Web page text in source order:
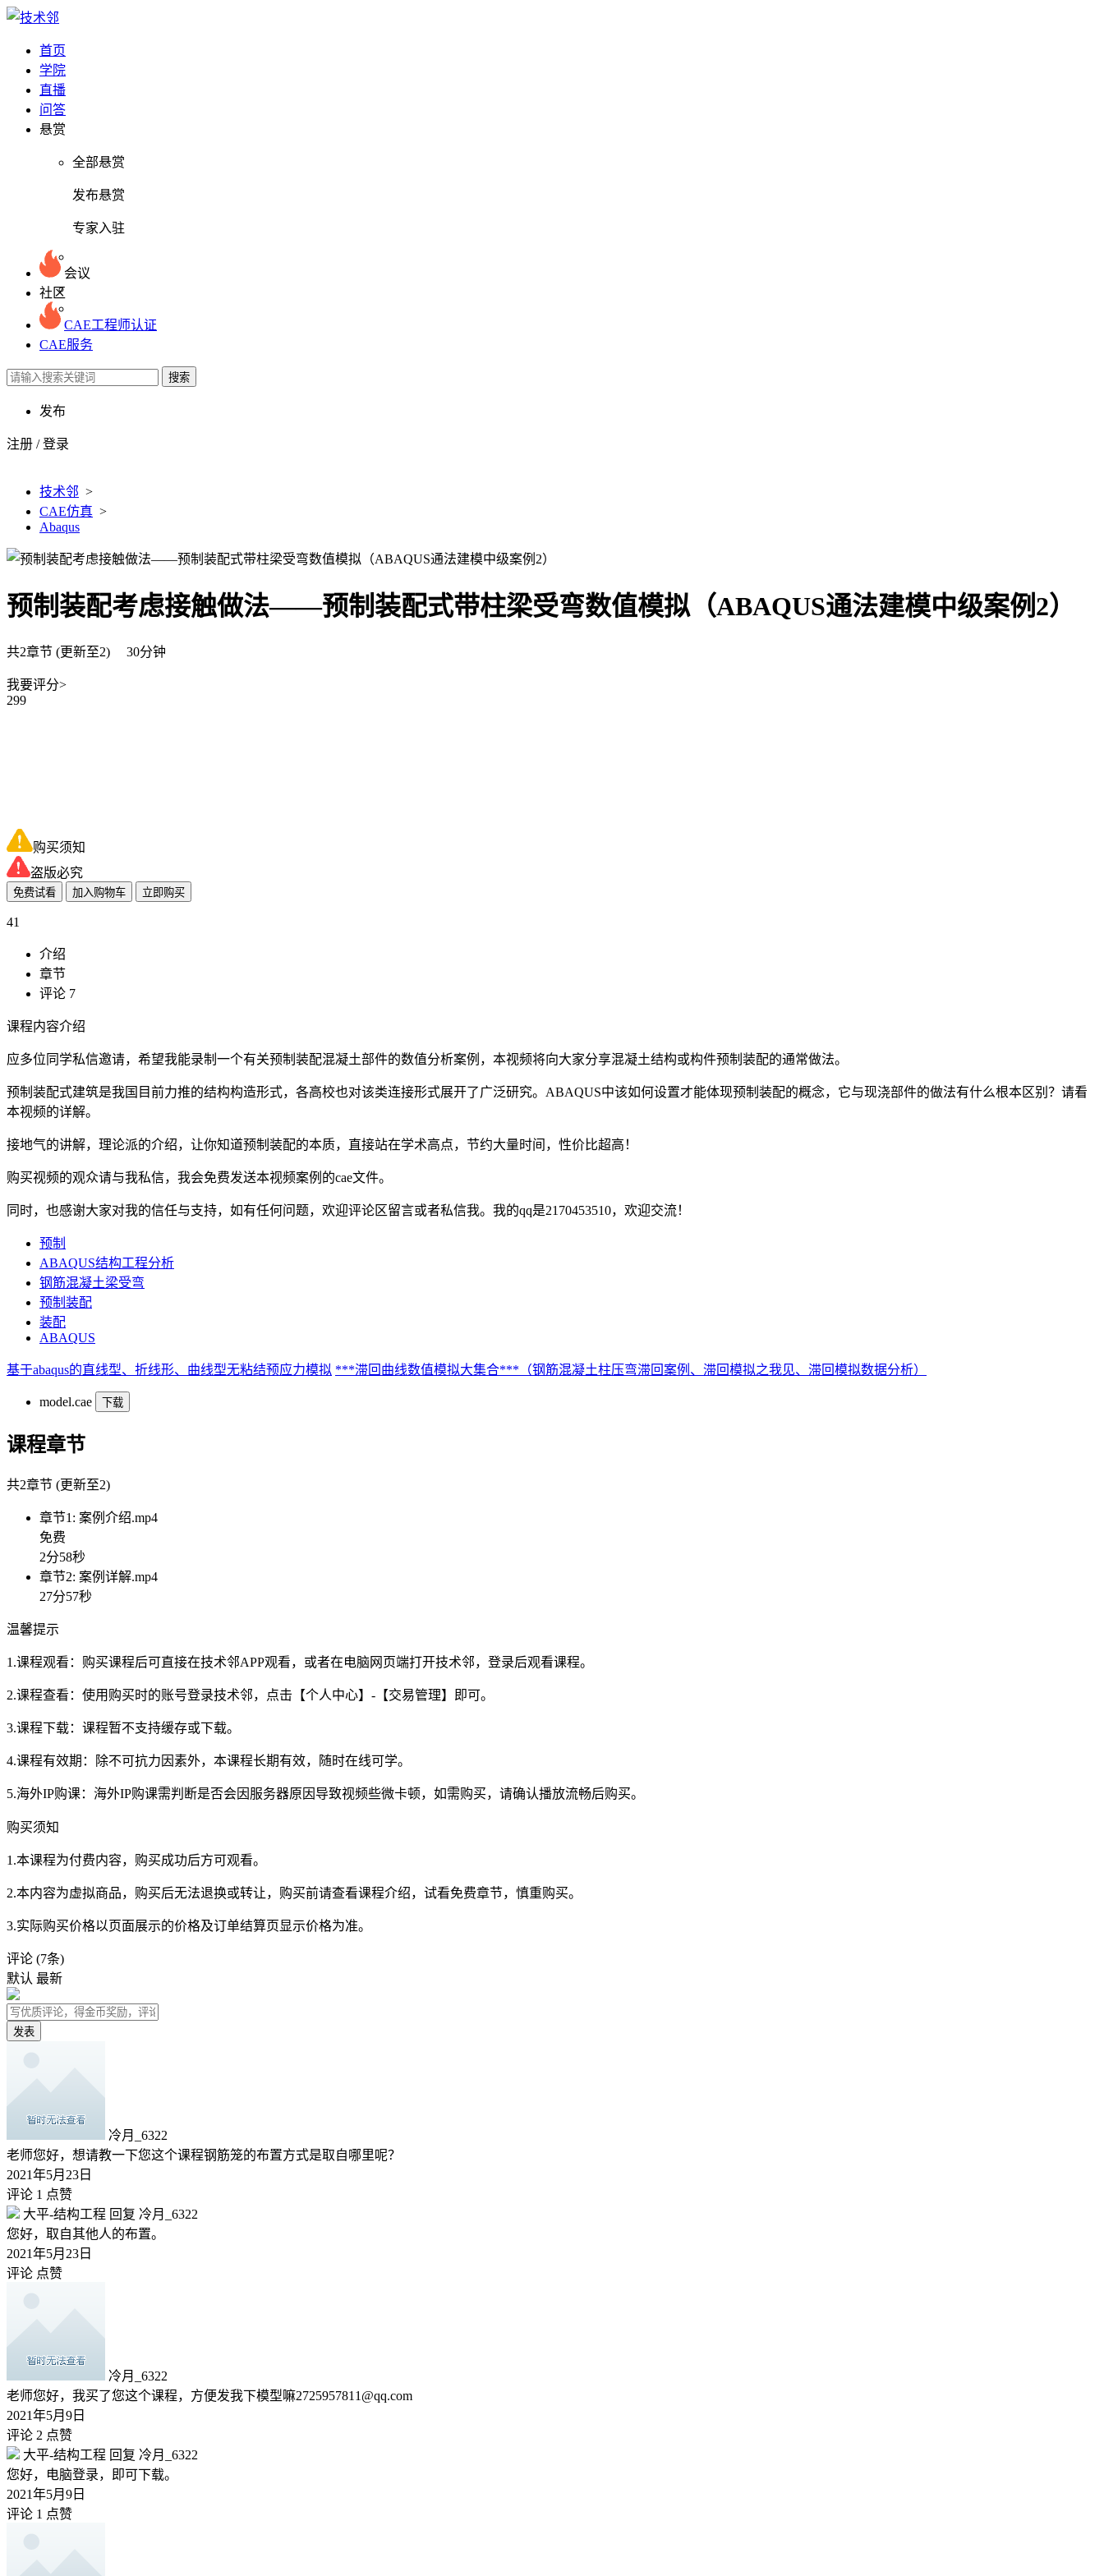
首页
学院
直播
问答
悬赏
全部悬赏
发布悬赏
专家入驻
会议
社区
CAE工程师认证
CAE服务
搜索
发布
注册 /登录
技术邻 >
CAE仿真 >
Abaqus
预制装配考虑接触做法——预制装配式带柱梁受弯数值模拟（ABAQUS通法建模中级案例2）
共2章节 (更新至2) 30分钟
我要评分>
299
购买须知
盗版必究
免费试看 加入购物车 立即购买
41
介绍
章节
评论 7
课程内容介绍
应多位同学私信邀请，希望我能录制一个有关预制装配混凝土部件的数值分析案例，本视频将向大家分享混凝土结构或构件预制装配的通常做法。
预制装配式建筑是我国目前力推的结构构造形式，各高校也对该类连接形式展开了广泛研究。ABAQUS中该如何设置才能体现预制装配的概念，它与现浇部件的做法有什么根本区别？请看
本视频的详解。
接地气的讲解，理论派的介绍，让你知道预制装配的本质，直接站在学术高点，节约大量时间，性价比超高！
购买视频的观众请与我私信，我会免费发送本视频案例的cae文件。
同时，也感谢大家对我的信任与支持，如有任何问题，欢迎评论区留言或者私信我。我的qq是2170453510，欢迎交流！
预制
ABAQUS结构工程分析
钢筋混凝土梁受弯
预制装配
装配
ABAQUS
基于abaqus的直线型、折线形、曲线型无粘结预应力模拟 ***滞回曲线数值模拟大集合***（钢筋混凝土柱压弯滞回案例、滞回模拟之我见、滞回模拟数据分析）
model.cae 下载
课程章节
共2章节 (更新至2)
章节1: 案例介绍.mp4
免费
2分58秒
章节2: 案例详解.mp4
27分57秒
温馨提示
1.课程观看：购买课程后可直接在技术邻APP观看，或者在电脑网页端打开技术邻，登录后观看课程。
2.课程查看：使用购买时的账号登录技术邻，点击【个人中心】-【交易管理】即可。
3.课程下载：课程暂不支持缓存或下载。
4.课程有效期：除不可抗力因素外，本课程长期有效，随时在线可学。
5.海外IP购课：海外IP购课需判断是否会因服务器原因导致视频些微卡顿，如需购买，请确认播放流畅后购买。
购买须知
1.本课程为付费内容，购买成功后方可观看。
2.本内容为虚拟商品，购买后无法退换或转让，购买前请查看课程介绍，试看免费章节，慎重购买。
3.实际购买价格以页面展示的价格及订单结算页显示价格为准。
评论 (7条)
默认 最新
发表
冷月_6322
老师您好，想请教一下您这个课程钢筋笼的布置方式是取自哪里呢？
2021年5月23日
评论 1 点赞
大平-结构工程 回复 冷月_6322
您好，取自其他人的布置。
2021年5月23日
评论 点赞
冷月_6322
老师您好，我买了您这个课程，方便发我下模型嘛2725957811@qq.com
2021年5月9日
评论 2 点赞
大平-结构工程 回复 冷月_6322
您好，电脑登录，即可下载。
2021年5月9日
评论 1 点赞